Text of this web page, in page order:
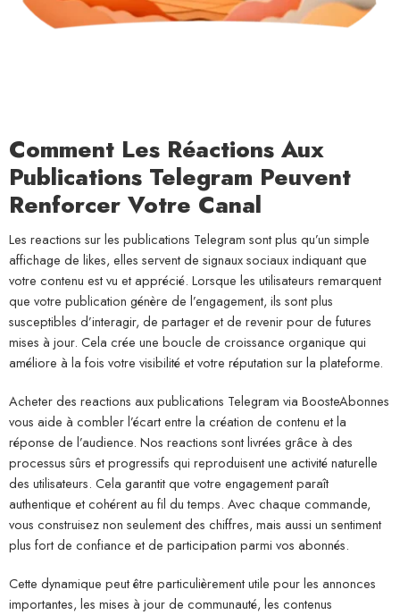
Comment Les Réactions Aux
Publications Telegram Peuvent
Renforcer Votre Canal
Les reactions sur les publications Telegram sont plus qu’un simple
affichage de likes, elles servent de signaux sociaux indiquant que
votre contenu est vu et apprécié. Lorsque les utilisateurs remarquent
que votre publication génère de l’engagement, ils sont plus
susceptibles d’interagir, de partager et de revenir pour de futures
mises à jour. Cela crée une boucle de croissance organique qui
améliore à la fois votre visibilité et votre réputation sur la plateforme.
Acheter des reactions aux publications Telegram via BoosteAbonnes
vous aide à combler l’écart entre la création de contenu et la
réponse de l’audience. Nos reactions sont livrées grâce à des
processus sûrs et progressifs qui reproduisent une activité naturelle
des utilisateurs. Cela garantit que votre engagement paraît
authentique et cohérent au fil du temps. Avec chaque commande,
vous construisez non seulement des chiffres, mais aussi un sentiment
plus fort de confiance et de participation parmi vos abonnés.
Cette dynamique peut être particulièrement utile pour les annonces
importantes, les mises à jour de communauté, les contenus